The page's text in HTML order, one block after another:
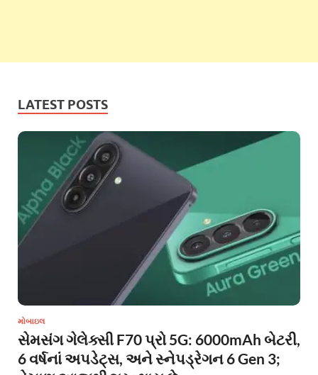
LATEST POSTS
મોબાઇલ
સેમસંગ ગેલેક્સી F70 પ્રો 5G: 6000mAh બેટરી,
6 વર્ષનાં અપડેટ્સ, અને સ્નેપડ્રેગન 6 Gen 3;